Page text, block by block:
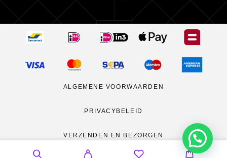
ALGEMENE VOORWAARDEN
PRIVACYBELEID
VERZENDEN EN BEZORGEN